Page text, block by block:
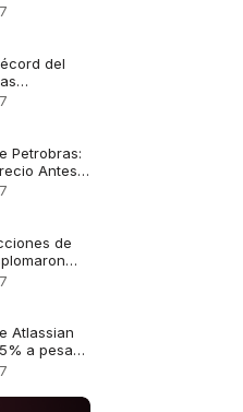
al oro
del
de
Petrobras:
Antes
de
Atlassian
a pesar